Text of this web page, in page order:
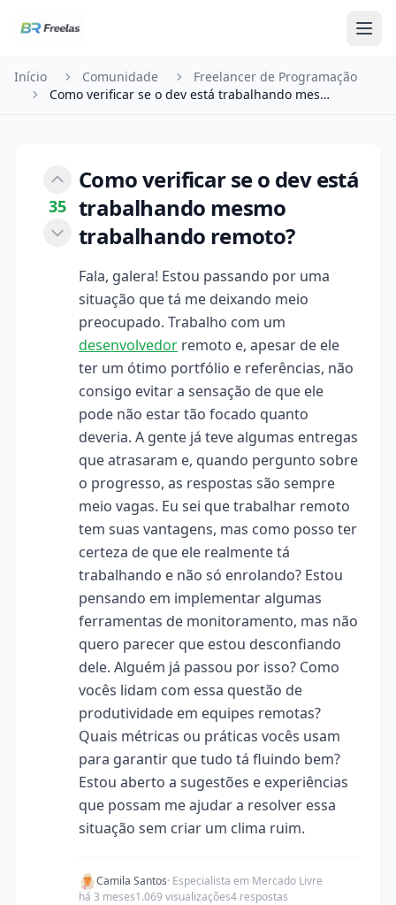
Início Comunidade
Freelancer de Programação
Como verificar se o dev está trabalhando mesmo t…
35
Como verificar se o dev está
trabalhando mesmo
trabalhando remoto?
Fala, galera! Estou passando por uma
situação que tá me deixando meio
preocupado. Trabalho com um
desenvolvedor remoto e, apesar de ele
ter um ótimo portfólio e referências, não
consigo evitar a sensação de que ele
pode não estar tão focado quanto
deveria. A gente já teve algumas entregas
que atrasaram e, quando pergunto sobre
o progresso, as respostas são sempre
meio vagas. Eu sei que trabalhar remoto
tem suas vantagens, mas como posso ter
certeza de que ele realmente tá
trabalhando e não só enrolando? Estou
pensando em implementar algumas
ferramentas de monitoramento, mas não
quero parecer que estou desconfiando
dele. Alguém já passou por isso? Como
vocês lidam com essa questão de
produtividade em equipes remotas?
Quais métricas ou práticas vocês usam
para garantir que tudo tá fluindo bem?
Estou aberto a sugestões e experiências
que possam me ajudar a resolver essa
situação sem criar um clima ruim.
Camila Santos· Especialista em Mercado Livre
há 3 meses1.069 visualizações4 respostas